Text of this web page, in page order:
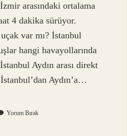
arasındaki ortalama
4 dakika sürüyor.
var mı? İstanbul
hangi havayollarında
Aydın arası direkt
Aydın’a…
Yorum Bırak